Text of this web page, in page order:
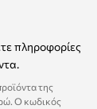
πληροφορίες
της
Ο κωδικός